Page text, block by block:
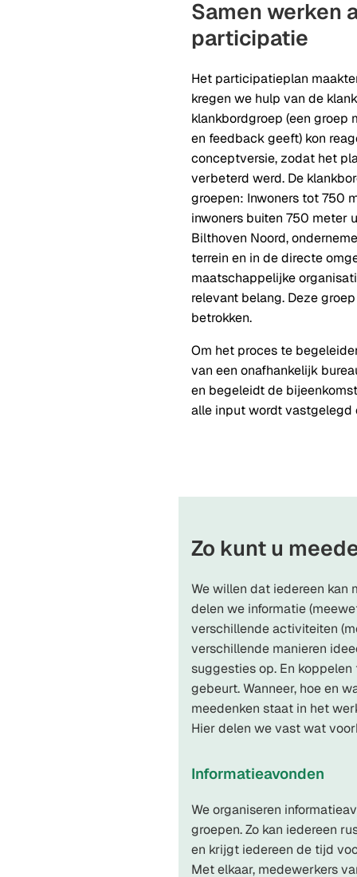
Samen werken
participatie
Het participatieplan
kregen we hulp van de
klankbordgroep (een groep
en feedback geeft) kon
conceptversie, zodat het
verbeterd werd. De
groepen: Inwoners tot 750
inwoners buiten 750 meter
Bilthoven Noord,
terrein en in de directe
maatschappelijke
relevant belang. Deze
betrokken.
Om het proces te
van een onafhankelijk
en begeleidt de
alle input wordt vastgelegd
Zo kunt u
We willen dat iedereen kan
delen we informatie
verschillende activiteiten
verschillende manieren
suggesties op. En
gebeurt. Wanneer, hoe en
meedenken staat in het
Hier delen we vast wat
Informatieavonden
We organiseren
groepen. Zo kan iedereen
en krijgt iedereen de tijd
Met elkaar, medewerkers